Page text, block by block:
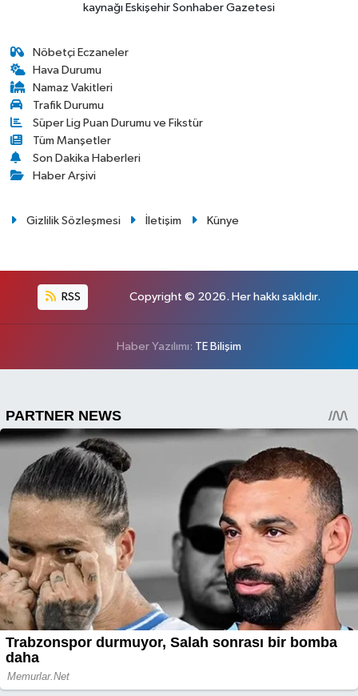
kaynağı Eskişehir Sonhaber Gazetesi
Nöbetçi Eczaneler
Hava Durumu
Namaz Vakitleri
Trafik Durumu
Süper Lig Puan Durumu ve Fikstür
Tüm Manşetler
Son Dakika Haberleri
Haber Arşivi
Gizlilik Sözleşmesi İletişim Künye
RSS Copyright © 2026. Her hakkı saklıdır.
Haber Yazılımı: TE Bilişim